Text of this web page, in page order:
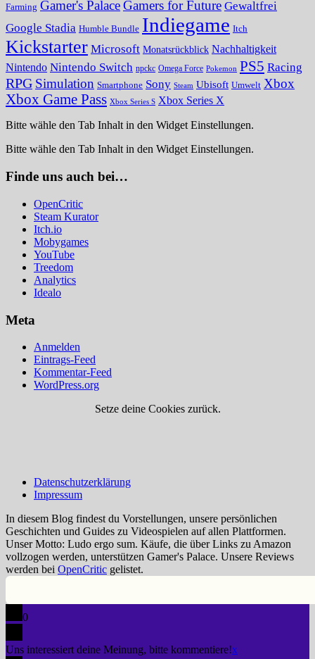
Farming Gamer's PalaceGamers for Future Gewaltfrei
Google Stadia Humble Bundle Indiegame Itch
Kickstarter Microsoft Monatsrückblick Nachhaltigkeit
Nintendo Nintendo Switch npckc Omega Force Pokemon PS5 Racing
RPG Simulation Smartphone Sony Steam Ubisoft Umwelt Xbox
Xbox Game Pass Xbox Series S Xbox Series X
Bitte wähle den Tab Inhalt in den Widget Einstellungen.
Bitte wähle den Tab Inhalt in den Widget Einstellungen.
Finde uns auch bei…
OpenCritic
Steam Kurator
Itch.io
Mobygames
YouTube
Treedom
Analytics
Idealo
Meta
Anmelden
Eintrags-Feed
Kommentar-Feed
WordPress.org
Setze deine Cookies zurück.
Datenschutzerklärung
Impressum
In diesem Blog findest du Vorstellungen, unsere persönlichen
Geschichten und Guides zu Videospielen auf allen Plattformen.
Unser Motto: Ludo ergo sum. Käufe, die über Links zu Amazon
vollzogen werden, unterstützen Gamer's Palace. Unsere Reviews
werden bei OpenCritic gelistet.
0
Uns interessiert deine Meinung, bitte kommentiere!x